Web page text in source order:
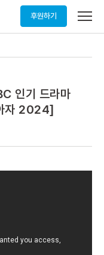
후원하기
메
열
인기 드라마
자 2024]